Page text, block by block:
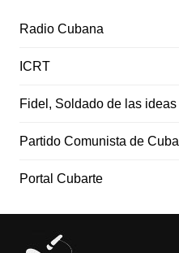
Radio Cubana
ICRT
Fidel, Soldado de las ideas
Partido Comunista de Cuba
Portal Cubarte